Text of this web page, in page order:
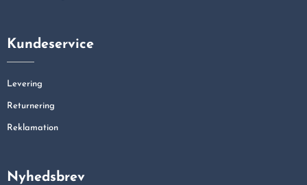
Kundeservice
Levering
Returnering
Reklamation
Nyhedsbrev